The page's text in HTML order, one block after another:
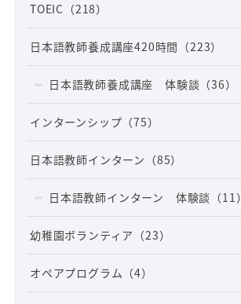
TOEIC （218）
日本語教師養成講座420時間 （223）
日本語教師養成講座 体験談 （36）
インターンシップ （75）
日本語教師インターン （85）
日本語教師インターン 体験談 （11）
幼稚園ボランティア （23）
オペアプログラム （4）